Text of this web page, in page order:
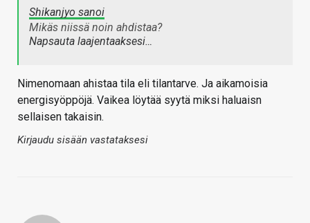
Shikanjyo sanoi
Mikäs niissä noin ahdistaa?
Napsauta laajentaaksesi…
Nimenomaan ahistaa tila eli tilantarve. Ja aikamoisia
energisyöppöjä. Vaikea löytää syytä miksi haluaisn
sellaisen takaisin.
Kirjaudu sisään vastataksesi